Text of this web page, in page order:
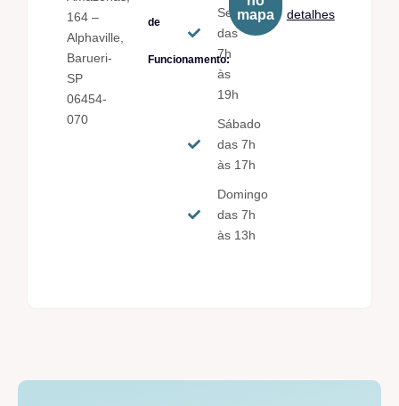
164 –
Alphaville,
Barueri-
SP
06454-
070
de
Funcionamento:
Sex.
das
7h
às
19h
Sábado
das 7h
às 17h
Domingo
das 7h
às 13h
mapa
detalhes